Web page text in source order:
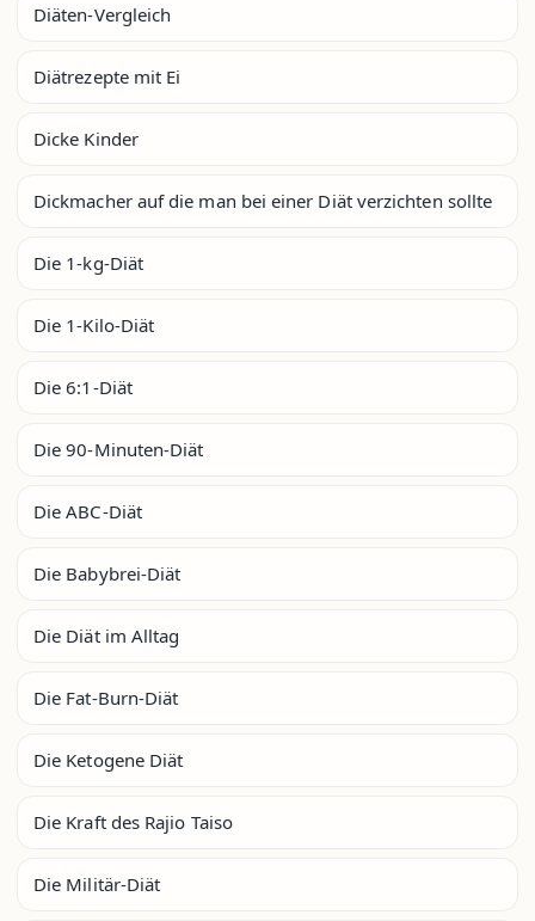
Diäten-Vergleich
Diätrezepte mit Ei
Dicke Kinder
Dickmacher auf die man bei einer Diät verzichten sollte
Die 1-kg-Diät
Die 1-Kilo-Diät
Die 6:1-Diät
Die 90-Minuten-Diät
Die ABC-Diät
Die Babybrei-Diät
Die Diät im Alltag
Die Fat-Burn-Diät
Die Ketogene Diät
Die Kraft des Rajio Taiso
Die Militär-Diät